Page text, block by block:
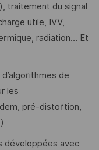
traitement du signal
utile, IVV,
radiation… Et
de
les
pré-distortion,
développées avec